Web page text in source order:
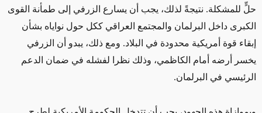
حلٍّ للمشكلة. نتيجةً لذلك، يجب أن يسارع الزرفي إلى طمأنة القوى
الكبرى داخل البرلمان والمجتمع العراقي ككل حول نواياه بشأن
إبقاء قوة أمريكية محدودة في البلاد. ومع ذلك، يبدو أن الزرفي
يخسر أرضه أمام الكاظمي، وذلك نظرا لفشله في ضمان الدعم
الرئيسي في البرلمان.